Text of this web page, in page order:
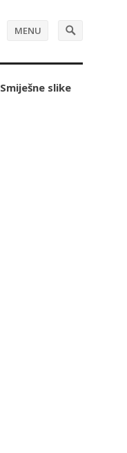
MENU
Smiješne slike